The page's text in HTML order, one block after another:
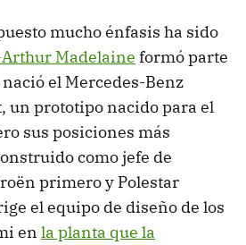
mucho énfasis ha sido
Madelaine formó parte
el Mercedes-Benz
un prototipo nacido para el
sus posiciones más
como jefe de
primero y Polestar
el equipo de diseño de los
en la planta que la